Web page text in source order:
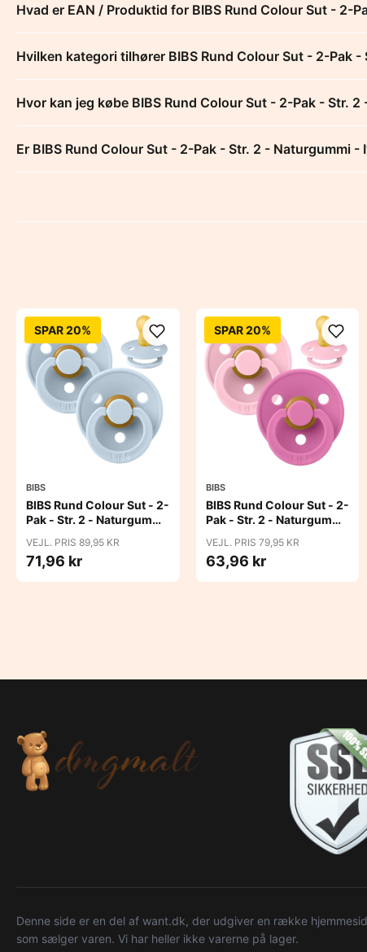
Hvad er EAN / Produktid for BIBS Rund Colour Sut - 2-
Hvilken kategori tilhører BIBS Rund Colour Sut - 2-Pak
Hvor kan jeg købe BIBS Rund Colour Sut - 2-Pak - Str.
Er BIBS Rund Colour Sut - 2-Pak - Str. 2 - Naturgummi -
SPAR 20%
BIBS
BIBS Rund Colour Sut - 2-
Pak - Str. 2 - Naturgummi
VEJL. PRIS 89,95 KR
71,96 kr
SPAR 20%
BIBS
BIBS Rund Colour Sut - 2-
Pak - Str. 2 - Naturgummi
VEJL. PRIS 79,95 KR
63,96 kr
Denne side er en del af want.dk, der udgiver en række
som sælger varen. Vi har heller ikke varerne på lager.